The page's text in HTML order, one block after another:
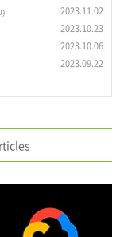
2023.11.02
2023.10.23
2023.10.06
2023.09.22